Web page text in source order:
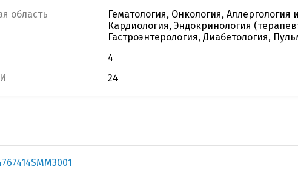
область
Гематология, Онкология, Аллергология
Кардиология, Эндокринология
Гастроэнтерология, Диабетология,
4
24